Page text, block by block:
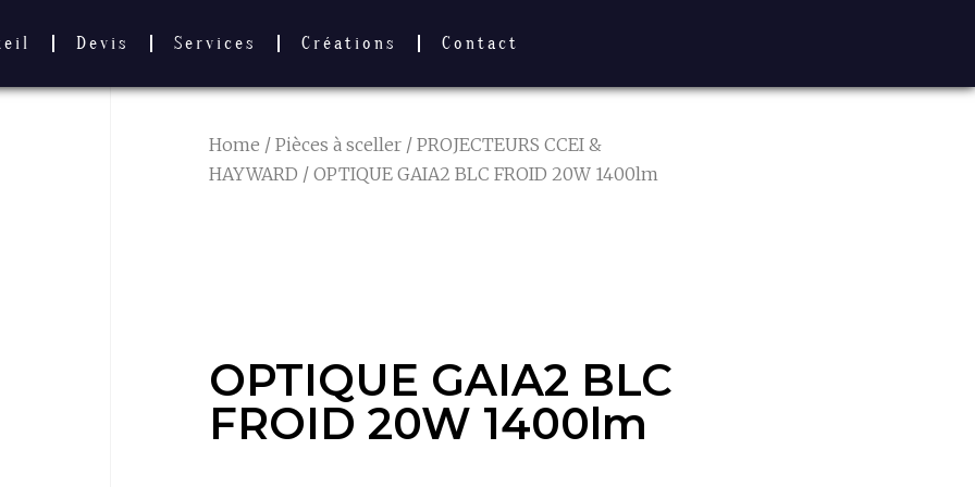
Devis Services Créations Contact
Home / Pièces à sceller / PROJECTEURS CCEI &
HAYWARD / OPTIQUE GAIA2 BLC FROID 20W 1400lm
OPTIQUE GAIA2 BLC
FROID 20W 1400lm